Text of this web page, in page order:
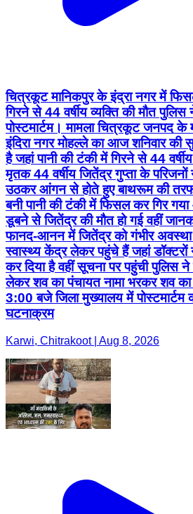
चित्रकूट मानिकपुर के इंद्रा नगर में
गिरने से 44 वर्षीय व्यक्ति की मौत
पोस्टमार्टम। मामला चित्रकूट जनपद के
इंदिरा नगर मोहल्ले का आज शनिवार
है जहां पानी की टंकी में गिरने से 44
मृतक 44 वर्षीय जितेंद्र गुप्ता के
उठकर आंगन से होते हुए बाथरूम की
बनी पानी की टंकी में फिसल कर गिर
डूबने से जितेंद्र की मौत हो गई वहीं
फानद-आनन में जितेंद्र को गंभीर अवस्था
स्वास्थ्य केंद्र लेकर पहुंचे हैं जहां डॉक्टरों
कर दिया है वहीं सूचना पर पहुंची
लेकर शव का पंचायत नामा भरकर शव का
3:00 बजे जिला मुख्यालय में पोस्टमार्टम
घटनाक्रम
Karwi, Chitrakoot | Aug 8, 2026